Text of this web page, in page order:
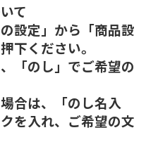
て
設定」から「商品設
下ください。
「のし」でご希望の
合は、「のし名入
を入れ、ご希望の文